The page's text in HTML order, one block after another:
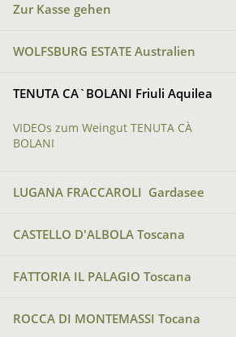
Zur Kasse gehen
WOLFSBURG ESTATE Australien
TENUTA CA`BOLANI Friuli Aquilea
VIDEOs zum Weingut TENUTA CÀ
BOLANI
LUGANA FRACCAROLI Gardasee
CASTELLO D'ALBOLA Toscana
FATTORIA IL PALAGIO Toscana
ROCCA DI MONTEMASSI Tocana